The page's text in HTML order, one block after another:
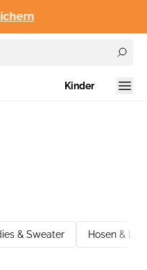
Kinder
& Sweater Hosen &